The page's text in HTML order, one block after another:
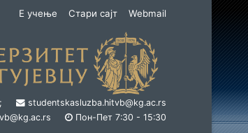
Е учење Стари сајт Webmail
studentskasluzba.hitvb@kg.ac.rs
Пон-Пет 7:30 - 15:30